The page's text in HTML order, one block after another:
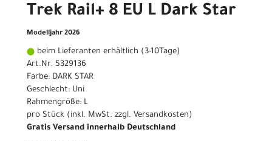
Trek Rail+ 8 EU L Dark Star
Modelljahr 2026
beim Lieferanten erhältlich (3-10Tage)
Art.Nr. 5329136
Farbe: DARK STAR
Geschlecht: Uni
Rahmengröße: L
pro Stück (inkl. MwSt. zzgl. Versandkosten)
Gratis Versand innerhalb Deutschland